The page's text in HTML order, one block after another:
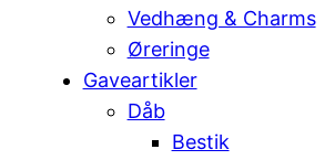
Vedhæng & Charms
Øreringe
Gaveartikler
Dåb
Bestik